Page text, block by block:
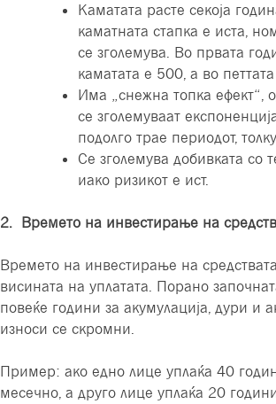
Каматата расте секоја
каматната стапка е иста,
се зголемува. Во првата
каматата е 500, а во
Има „снежна топка ефект“,
се зголемуваат
подолго трае периодот,
Се зголемува добивката со
иако ризикот е ист.
2. Времето на инвестирање на
Времето на инвестирање на
висината на уплатата. Порано
повеќе години за акумулација, дури и
износи се скромни.
Пример: ако едно лице уплаќа 40
месечно, а друго лице уплаќа 20